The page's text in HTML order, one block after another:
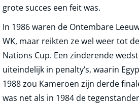
grote succes een feit was.
In 1986 waren de Ontembare
WK, maar reikten ze wel weer tot
Nations Cup. Een zinderende
uiteindelijk in penalty’s, waarin
1988 zou Kameroen zijn derde
was net als in 1984 de